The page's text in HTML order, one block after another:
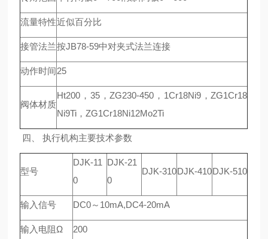
流量特性近似百分比
接管法兰按JB78-59中对夹式法兰连接
动作时间25
阀体材质
Ht200，35，ZG230-450，1Cr18Ni9，ZG1Cr18
Ni9Ti，ZG1Cr18Ni12Mo2Ti
四、 执行机构主要技术参数
型号
DJK-11
0
DJK-21
0
DJK-310DJK-410DJK-510
输入信号 DC0～10mA,DC4-20mA
输入电阻Ω 200